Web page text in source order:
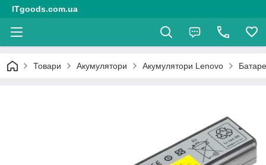
ITgoods.com.ua
Товари Акумулятори Акумулятори Lenovo